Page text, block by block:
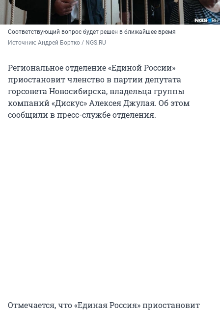
Соответствующий вопрос будет решен в ближайшее время
Источник: Андрей Бортко / NGS.RU
Региональное отделение «Единой России»
приостановит членство в партии депутата
горсовета Новосибирска, владельца группы
компаний «Дискус» Алексея Джулая. Об этом
сообщили в пресс-службе отделения.
Отмечается, что «Единая Россия» приостановит